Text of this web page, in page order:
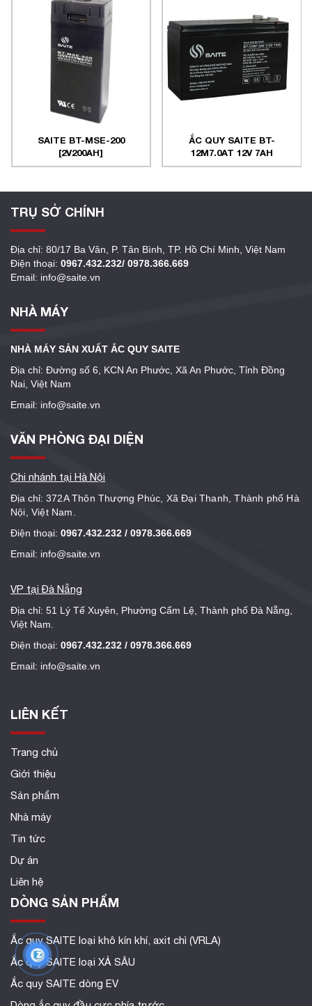
SAITE BT-MSE-200
[2V200AH]
ẮC QUY SAITE BT-
12M7.0AT 12V 7AH
TRỤ SỞ CHÍNH
Địa chỉ: 80/17 Ba Vân, P. Tân Bình, TP. Hồ Chí Minh, Việt Nam
Điện thoại: 0967.432.232/ 0978.366.669
Email: info@saite.vn
NHÀ MÁY
NHÀ MÁY SẢN XUẤT ẮC QUY SAITE
Địa chỉ: Đường số 6, KCN An Phước, Xã An Phước, Tỉnh Đồng
Nai, Việt Nam
Email: info@saite.vn
VĂN PHÒNG ĐẠI DIỆN
Chi nhánh tại Hà Nội
Địa chỉ: 372A Thôn Thượng Phúc, Xã Đại Thanh, Thành phố Hà
Nội, Việt Nam.
Điện thoại: 0967.432.232 / 0978.366.669
Email: info@saite.vn
VP tại Đà Nẵng
Địa chỉ: 51 Lý Tế Xuyên, Phường Cẩm Lệ, Thành phố Đà Nẵng,
Việt Nam.
Điện thoại: 0967.432.232 / 0978.366.669
Email: info@saite.vn
LIÊN KẾT
Trang chủ
Giới thiệu
Sản phẩm
Nhà máy
Tin tức
Dự án
Liên hệ
DÒNG SẢN PHẨM
Ắc quy SAITE loại khô kín khí, axit chì (VRLA)
Ắc quy SAITE loại XẢ SÂU
Ắc quy SAITE dòng EV